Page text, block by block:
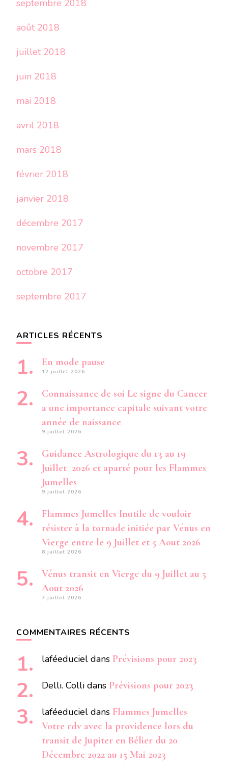
septembre 2018
août 2018
juillet 2018
juin 2018
mai 2018
avril 2018
mars 2018
février 2018
janvier 2018
décembre 2017
novembre 2017
octobre 2017
septembre 2017
ARTICLES RÉCENTS
En mode pause
12 juillet 2026
Connaissance de soi Le signe du Cancer
a une importance capitale suivant votre
année de naissance
9 juillet 2026
Guidance Astrologique du 13 au 19
Juillet 2026 et aparté pour les Flammes
Jumelles
9 juillet 2026
Flammes Jumelles Inutile de vouloir
résister à la tornade initiée par Vénus en
Vierge entre le 9 Juillet et 5 Aout 2026
8 juillet 2026
Vénus transit en Vierge du 9 Juillet au 5
Aout 2026
7 juillet 2026
COMMENTAIRES RÉCENTS
laféeduciel dans Prévisions pour 2023
Delli. Colli dans Prévisions pour 2023
laféeduciel dans Flammes Jumelles
Votre rdv avec la providence lors du
transit de Jupiter en Bélier du 20
Décembre 2022 au 15 Mai 2023